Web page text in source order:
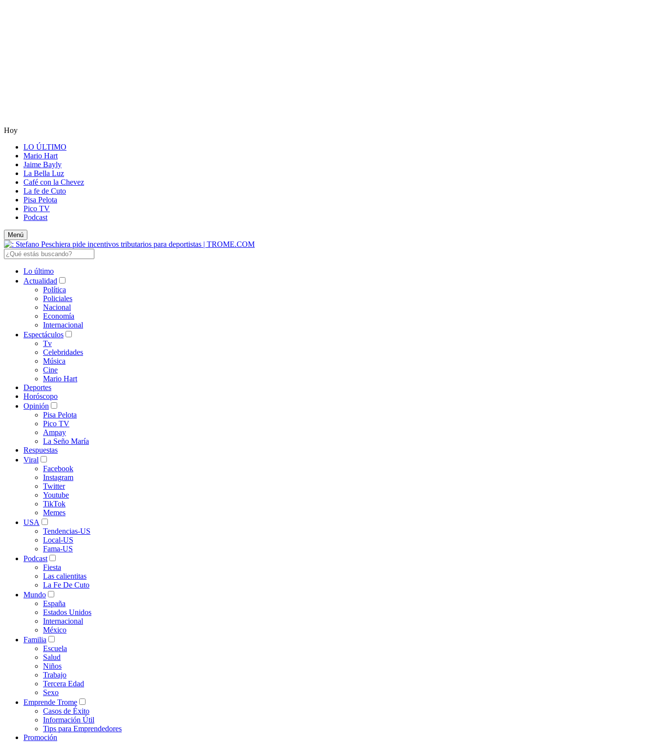
Hoy
LO ÚLTIMO
Mario Hart
Jaime Bayly
La Bella Luz
Café con la Chevez
La fe de Cuto
Pisa Pelota
Pico TV
Podcast
Menú
Lo último
Actualidad
Política
Policiales
Nacional
Economía
Internacional
Espectáculos
Tv
Celebridades
Música
Cine
Mario Hart
Deportes
Horóscopo
Opinión
Pisa Pelota
Pico TV
Ampay
La Seño María
Respuestas
Viral
Facebook
Instagram
Twitter
Youtube
TikTok
Memes
USA
Tendencias-US
Local-US
Fama-US
Podcast
Fiesta
Las calientitas
La Fe De Cuto
Mundo
España
Estados Unidos
Internacional
México
Familia
Escuela
Salud
Niños
Trabajo
Tercera Edad
Sexo
Emprende Trome
Casos de Éxito
Información Útil
Tips para Emprendedores
Promoción